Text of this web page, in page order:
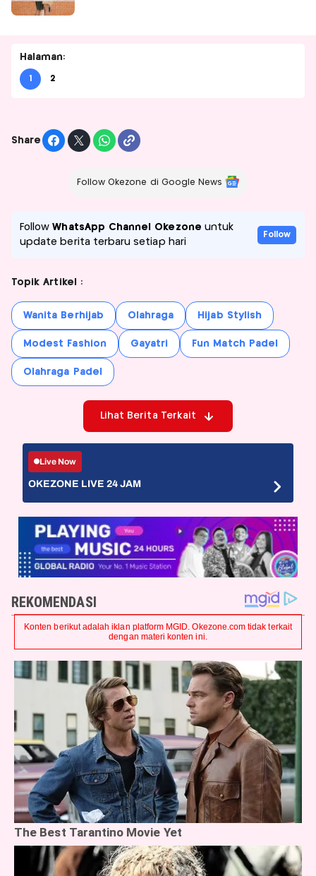
Halaman:
1 2
Share
Follow Okezone di Google News
FollowWhatsApp Channel Okezone untuk
update berita terbaru setiap hari
Follow
Topik Artikel :
Wanita Berhijab Olahraga Hijab Stylish
Modest Fashion Gayatri Fun Match Padel
Olahraga Padel
Lihat Berita Terkait
Live Now
OKEZONE LIVE 24 JAM